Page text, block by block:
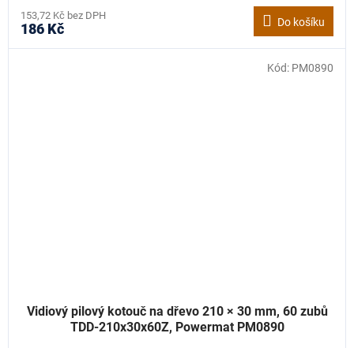
153,72 Kč bez DPH
186 Kč Do košíku
Vidiový pilový kotouč na dřevo 210 × 30 mm, 60 zubů
TDD-210x30x60Z, Powermat PM0890
Kód: PM0890